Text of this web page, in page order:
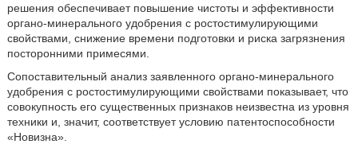
решения обеспечивает повышение чистоты и эффективности
органо-минерального удобрения с ростостимулирующими
свойствами, снижение времени подготовки и риска загрязнения
посторонними примесями.
Сопоставительный анализ заявленного органо-минерального
удобрения с ростостимулирующими свойствами показывает, что
совокупность его существенных признаков неизвестна из уровня
техники и, значит, соответствует условию патентоспособности
«Новизна».